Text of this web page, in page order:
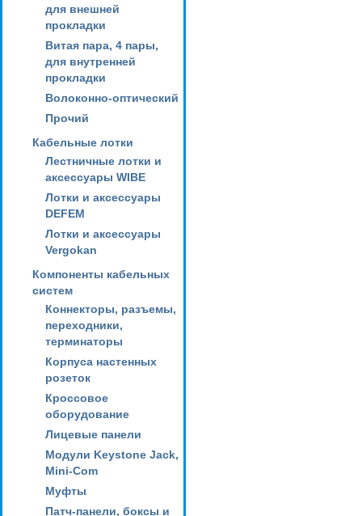
для внешней
прокладки
Витая пара, 4 пары,
для внутренней
прокладки
Волоконно-оптический
Прочий
Кабельные лотки
Лестничные лотки и
аксессуары WIBE
Лотки и аксессуары
DEFEM
Лотки и аксессуары
Vergokan
Компоненты кабельных
систем
Коннекторы, разъемы,
переходники,
терминаторы
Корпуса настенных
розеток
Кроссовое
оборудование
Лицевые панели
Модули Keystone Jack,
Mini-Com
Муфты
Патч-панели, боксы и